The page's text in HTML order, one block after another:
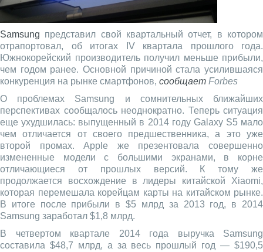
Samsung представил свой квартальный отчет, в котором
отрапортовал, об итогах IV квартала прошлого года.
Южнокорейский производитель получил меньше прибыли,
чем годом ранее. Основной причиной стала усилившаяся
конкуренция на рынке смартфонов, сообщает Forbes
О проблемах Samsung и сомнительных ближайших
перспективах сообщалось неоднократно. Теперь ситуация
еще ухудшилась: выпущенный в 2014 году Galaxy S5 мало
чем отличается от своего предшественника, а это уже
второй промах. Apple же презентовала совершенно
измененные модели с большими экранами, в корне
отличающиеся от прошлых версий. К тому же
продолжается восхождение в лидеры китайской Xiaomi,
которая перемешала корейцам карты на китайском рынке.
В итоге после прибыли в $5 млрд за 2013 год, в 2014
Samsung заработал $1,8 млрд.
В четвертом квартале 2014 года выручка Samsung
составила $48,7 млрд, а за весь прошлый год — $190,5